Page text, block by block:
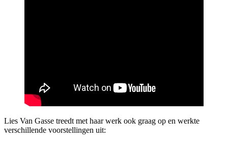
Lies Van Gasse treedt met haar werk ook graag op en werkte
verschillende voorstellingen uit: